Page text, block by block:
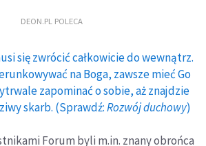
DEON.PL POLECA
się zwrócić całkowicie do wewnątrz.
na Boga, zawsze mieć Go
zapominać o sobie, aż znajdzie
skarb. (Sprawdź:Rozwój duchowy)
Forum byli m.in. znany obrońca